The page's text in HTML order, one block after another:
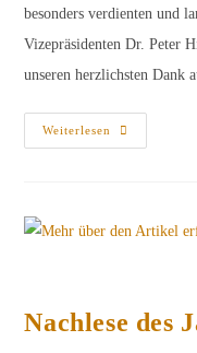
besonders verdienten und
Vizepräsidenten Dr. Peter
unseren herzlichsten Dank
Weiterlesen
Das
Collegium
Nachlese des